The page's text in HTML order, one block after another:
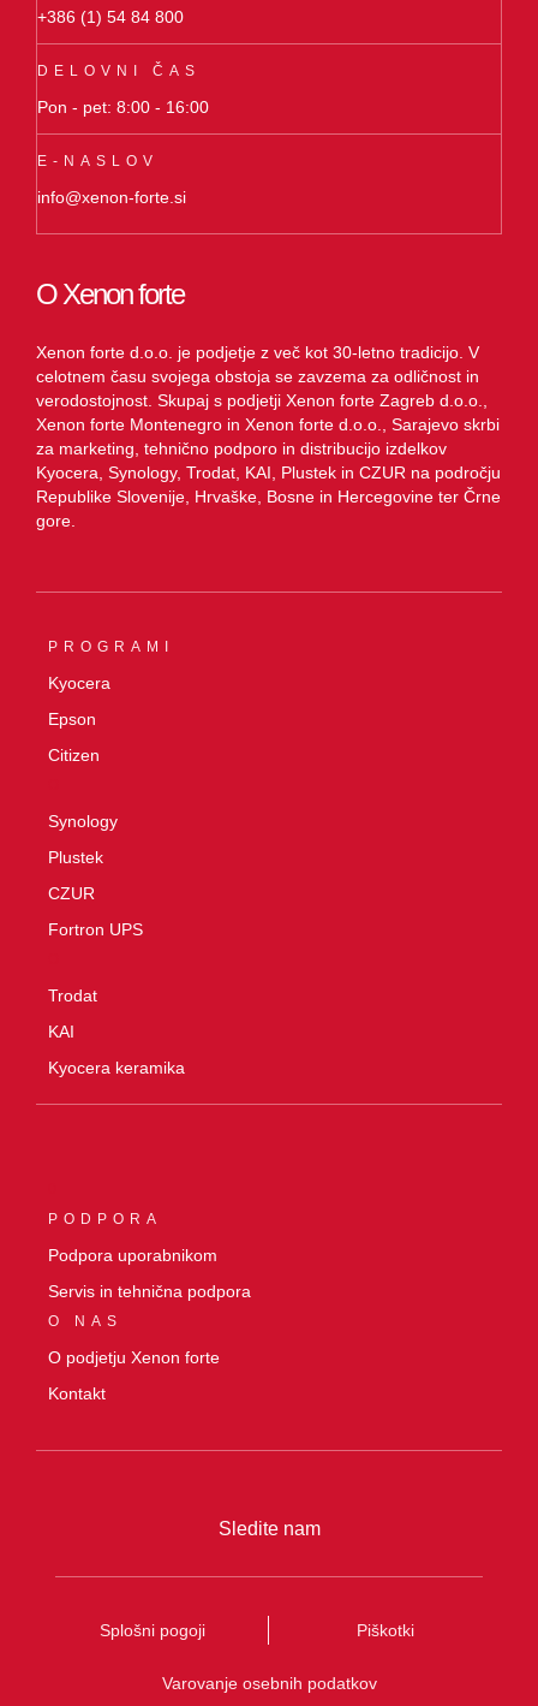
+386 (1) 54 84 800
DELOVNI ČAS
Pon - pet: 8:00 - 16:00
E-NASLOV
info@xenon-forte.si
O Xenon forte
Xenon forte d.o.o. je podjetje z več kot 30-letno tradicijo. V
celotnem času svojega obstoja se zavzema za odličnost in
verodostojnost. Skupaj s podjetji Xenon forte Zagreb d.o.o.,
Xenon forte Montenegro in Xenon forte d.o.o., Sarajevo skrbi
za marketing, tehnično podporo in distribucijo izdelkov
Kyocera, Synology, Trodat, KAI, Plustek in CZUR na področju
Republike Slovenije, Hrvaške, Bosne in Hercegovine ter Črne
gore.
PROGRAMI
Kyocera
Epson
Citizen
Synology
Plustek
CZUR
Fortron UPS
Trodat
KAI
Kyocera keramika
PODPORA
Podpora uporabnikom
Servis in tehnična podpora
O NAS
O podjetju Xenon forte
Kontakt
Sledite nam
Splošni pogoji Piškotki
Varovanje osebnih podatkov